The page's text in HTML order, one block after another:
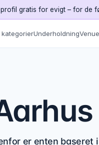
profil gratis for evigt – for de
kategorierUnderholdning
er enten baseret